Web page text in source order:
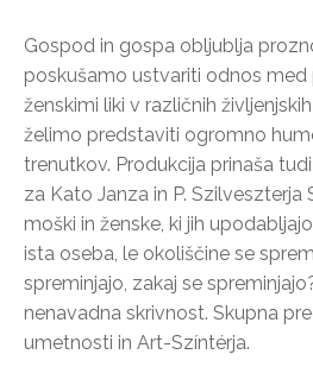
Gospod in gospa obljublja
poskušamo ustvariti odnos med
ženskimi liki v različnih
želimo predstaviti ogromno
trenutkov. Produkcija prinaša
za Kato Janza in P. Szilveszterja
moški in ženske, ki jih
ista oseba, le okoliščine se
spreminjajo, zakaj se
nenavadna skrivnost. Skupna
umetnosti in Art-Színtérja.